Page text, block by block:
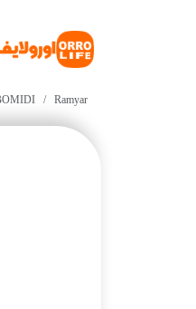
Ramyar